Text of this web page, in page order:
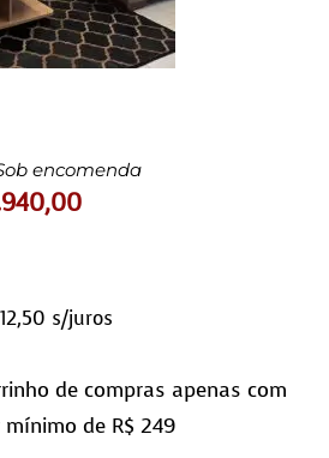
encomenda
s/juros
de compras apenas com
de R$ 249